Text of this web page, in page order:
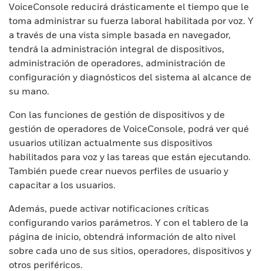
VoiceConsole reducirá drásticamente el tiempo que le
toma administrar su fuerza laboral habilitada por voz. Y
a través de una vista simple basada en navegador,
tendrá la administración integral de dispositivos,
administración de operadores, administración de
configuración y diagnósticos del sistema al alcance de
su mano.
Con las funciones de gestión de dispositivos y de
gestión de operadores de VoiceConsole, podrá ver qué
usuarios utilizan actualmente sus dispositivos
habilitados para voz y las tareas que están ejecutando.
También puede crear nuevos perfiles de usuario y
capacitar a los usuarios.
Además, puede activar notificaciones críticas
configurando varios parámetros. Y con el tablero de la
página de inicio, obtendrá información de alto nivel
sobre cada uno de sus sitios, operadores, dispositivos y
otros periféricos.